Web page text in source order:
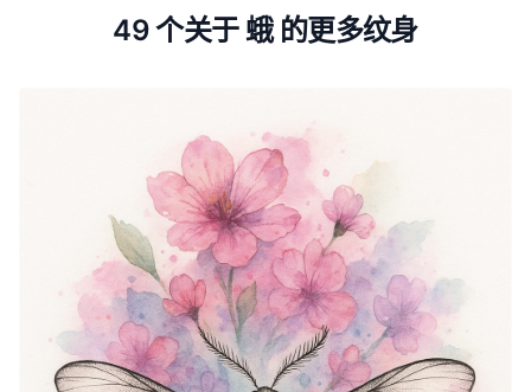
49 个关于 蛾 的更多纹身